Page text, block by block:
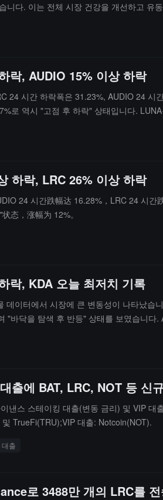
니다. 이는 전체 시장 건강을 개선하고
락, AUDIO 15% 이상 하락
24 시간 하락폭은 31.23%, AUDIO 24
로 역시 "고점 후 하락" 상태입니다.
하락, LRC 26% 이상 하락
24 시간跌幅达 16.28%，LRC 24 시
态，涨幅为 12%。
락, KDA 오늘 최저치 기록
이터에서 시장에 큰 변동성이 나타났
"바닥을 탐색 후 반등" 상태를 보였습니
출에 BAT, LRC, NOT 등 신
낸스 스테이킹 대출(변동 금리) 및 VIP
TrueFi(TRU);VIP 대출: Notcoin(NOT).
출
로 3488만 개의 LRC를